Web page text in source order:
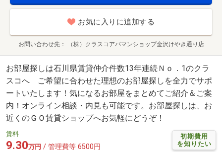
お気に入りに追加する
お問い合わせ先 （株）クラスコアパマンショップ金沢けやき通り店
お部屋探しは石川県賃貸仲介件数13年連続Ｎｏ．1のクラ
スコへ ご希望に合わせた理想のお部屋探しを全力でサポ
ートいたします！気になるお部屋をまとめてご紹介＆ご案
内！オンライン相談・内見も可能です。お部屋探しは、お
近くのＧＯ賃貸ショップへお気軽にどうぞ！
初期費用
を知りたい
賃料
9.30万円 / 管理費等 6500円